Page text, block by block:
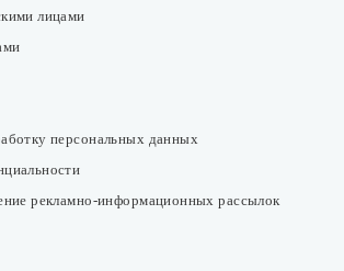
лицами
персональных данных
рекламно-информационных рассылок